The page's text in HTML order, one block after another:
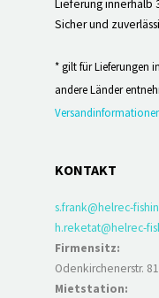
Lieferung innerhalb
Sicher und
* gilt für Lieferungen
andere Länder
KONTAKT
s.frank@helrec-
h.reketat@helrec-
Firmensitz:
Odenkirchenerstr.
Mietstation: